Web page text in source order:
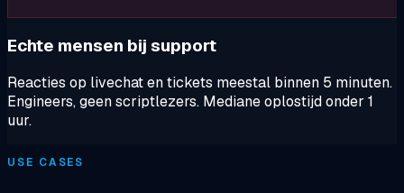
Echte mensen bij support
Reacties op livechat en tickets meestal binnen 5 minuten.
Engineers, geen scriptlezers. Mediane oplostijd onder 1
uur.
USE CASES